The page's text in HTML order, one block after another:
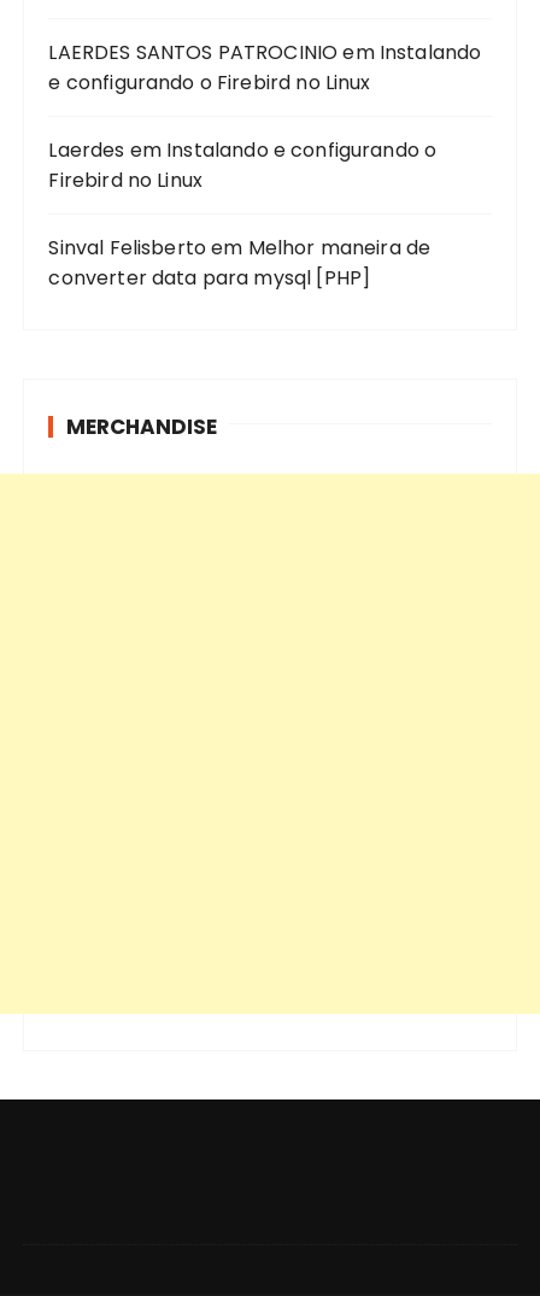
LAERDES SANTOS PATROCINIOem Instalando
e configurando o Firebird no Linux
Laerdes em Instalando e configurando o
Firebird no Linux
Sinval Felisbertoem Melhor maneira de
converter data para mysql [PHP]
MERCHANDISE